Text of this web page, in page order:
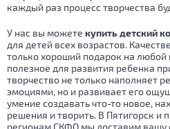
каждый раз процесс творчества
У нас вы можете купить детский
для детей всех возрастов.
только хороший подарок на любой
полезное для развития ребенка
творчество не только наполняет
эмоциями, но и развивает его
умение создавать что-то новое,
решения и творить. В Пятигорск